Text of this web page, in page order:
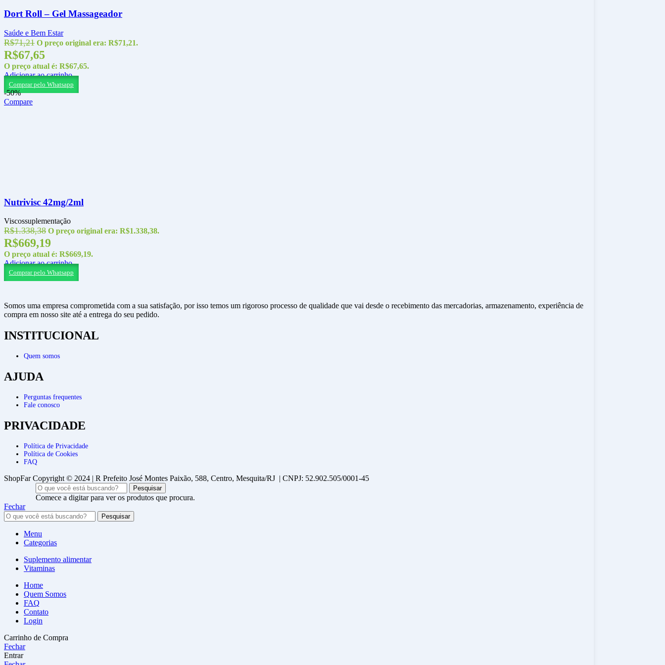
Dort Roll – Gel Massageador
Saúde e Bem Estar
R$71,21 O preço original era: R$71,21.
R$67,65
O preço atual é: R$67,65.
Adicionar ao carrinho
Comprar pelo Whatsapp
-50%
Compare
Nutrivisc 42mg/2ml
Viscossuplementação
R$1.338,38 O preço original era: R$1.338,38.
R$669,19
O preço atual é: R$669,19.
Adicionar ao carrinho
Comprar pelo Whatsapp
Somos uma empresa comprometida com a sua satisfação, por isso temos um rigoroso processo de qualidade que vai desde o recebimento das mercadorias, armazenamento, experiência de
compra em nosso site até a entrega do seu pedido.
INSTITUCIONAL
Quem somos
AJUDA
Perguntas frequentes
Fale conosco
PRIVACIDADE
Política de Privacidade
Política de Cookies
FAQ
ShopFar Copyright © 2024 | R Prefeito José Montes Paixão, 588, Centro, Mesquita/RJ | CNPJ: 52.902.505/0001-45
Pesquisar
Comece a digitar para ver os produtos que procura.
Fechar
Pesquisar
Menu
Categorias
Suplemento alimentar
Vitaminas
Home
Quem Somos
FAQ
Contato
Login
Carrinho de Compra
Fechar
Entrar